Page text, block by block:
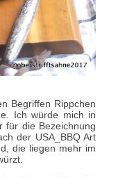
Begriffen Rippchen
Ich würde mich in
für die Bezeichnung
der USA_BBQ Art
die liegen mehr im